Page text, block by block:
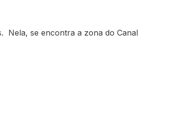
Nela, se encontra a zona do Canal